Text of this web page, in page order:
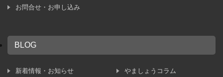
お問合せ・お申し込み
BLOG
新着情報・お知らせ やましょうコラム